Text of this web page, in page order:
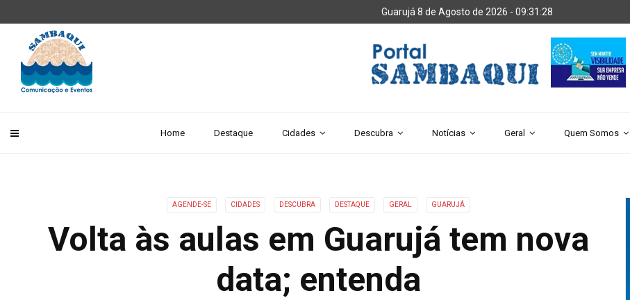
Guarujá 8 de Agosto de 2026 - 09:31:30
Home Destaque Cidades Descubra Notícias Geral Quem Somos
AGENDE-SE CIDADES DESCUBRA DESTAQUE GERAL GUARUJÁ
Volta às aulas em Guarujá tem nova
data; entenda